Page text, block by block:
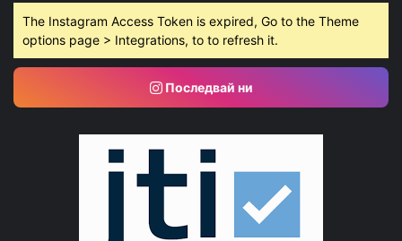
The Instagram Access Token is expired, Go to the Theme
options page > Integrations, to to refresh it.
Последвай ни